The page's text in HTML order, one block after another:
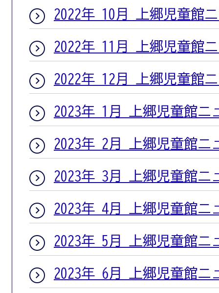
2022年 10月 上郷児童館
2022年 11月 上郷児童館
2022年 12月 上郷児童館
2023年 1月 上郷児童館ニ
2023年 2月 上郷児童館ニ
2023年 3月 上郷児童館ニ
2023年 4月 上郷児童館ニ
2023年 5月 上郷児童館ニ
2023年 6月 上郷児童館ニ